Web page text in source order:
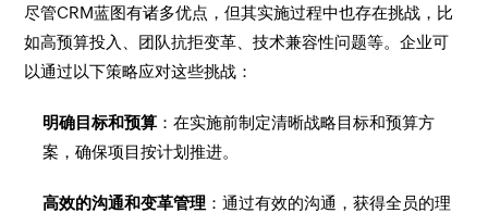
尽管CRM蓝图有诸多优点，但其实施过程中也存在挑战，比
如高预算投入、团队抗拒变革、技术兼容性问题等。企业可
以通过以下策略应对这些挑战：
明确目标和预算 ：在实施前制定清晰战略目标和预算方
案，确保项目按计划推进。
高效的沟通和变革管理 ：通过有效的沟通，获得全员的理